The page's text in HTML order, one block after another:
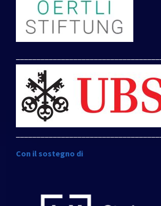
Con il sostegno di